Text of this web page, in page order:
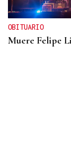
OBITUARIO
Muere Felipe